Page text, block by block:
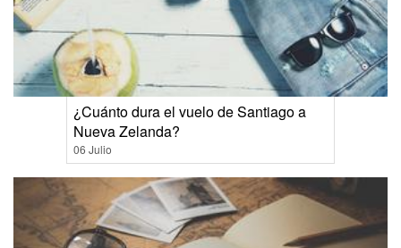
¿Cuánto dura el vuelo de Santiago a
Nueva Zelanda?
06 Julio